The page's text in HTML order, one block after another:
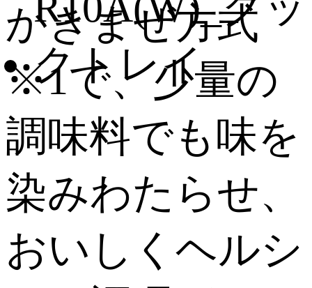
かきまぜ方式
※1で、少量の
調味料でも味を
染みわたらせ、
おいしくヘルシ